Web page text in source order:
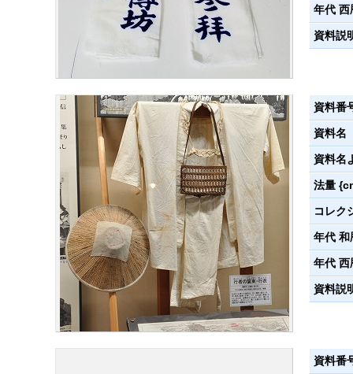
年代 西
資料説
資料番
資料名
資料名
法量
コレク
年代 和
年代 西
資料説
資料番